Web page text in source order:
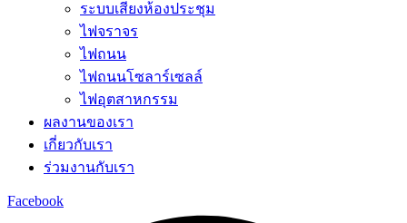
ระบบเสียงห้องประชุม
ไฟจราจร
ไฟถนน
ไฟถนนโซลาร์เซลล์
ไฟอุตสาหกรรม
ผลงานของเรา
เกี่ยวกับเรา
ร่วมงานกับเรา
Facebook